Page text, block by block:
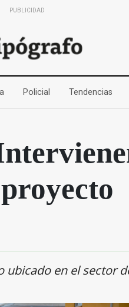
PUBLICIDAD
(current)Policial (current)Tendencias
en el sector